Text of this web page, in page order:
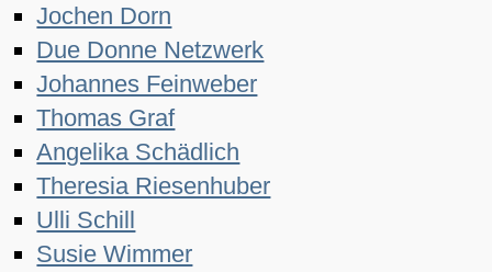
Jochen Dorn
Due Donne Netzwerk
Johannes Feinweber
Thomas Graf
Angelika Schädlich
Theresia Riesenhuber
Ulli Schill
Susie Wimmer